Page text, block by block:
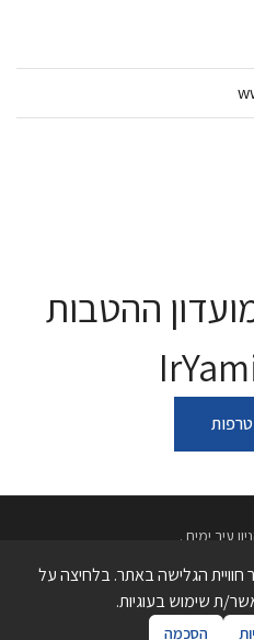
ההטבות
באתר
הצהרת נגישות
חוויית הגלישה באתר. בלחיצה על
ת שימוש בעוגיות.
הסכמה